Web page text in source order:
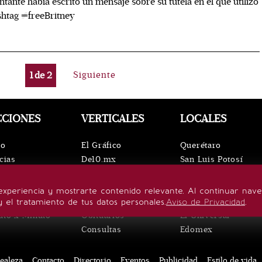
#freeBritney
1de2 Siguiente
y mostrarte contenido relevante. Al continuar
el tratamiento de tus datos personales.Aviso de Privacidad.
de vida
x Minuto
VERTICALES
El Gráfico
De10.mx
Confabulario
Aviso Oportuno
Obituarios
Consultas
LOCALES
Querétaro
San Luis Potosí
Puebla
Hidalgo
El Universal
Edomex